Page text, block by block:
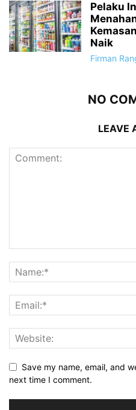
Pelaku
Naik
Firman
NO
LEAVE
Save my name, email, and
next time I comment.